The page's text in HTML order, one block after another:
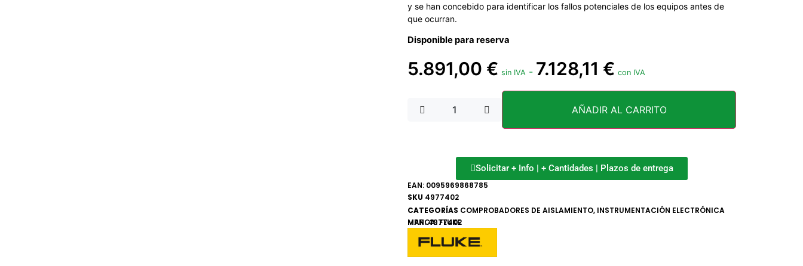
y se han concebido para identificar los fallos potenciales de los equipos antes de
que ocurran.
Disponible para reserva
5.891,00 € sin IVA - 7.128,11 € con IVA
AÑADIR AL CARRITO
Solicitar + Info | + Cantidades | Plazos de entrega
EAN: 0095969868785
SKU 4977402
CATEGORÍAS COMPROBADORES DE AISLAMIENTO, INSTRUMENTACIÓN ELECTRÓNICA
MARCA:FLUKE
MPN: 4977402